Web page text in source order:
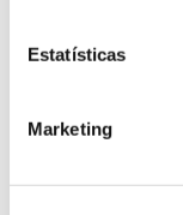
Estatísticas
Marketing
25.06.2026
Natureza e